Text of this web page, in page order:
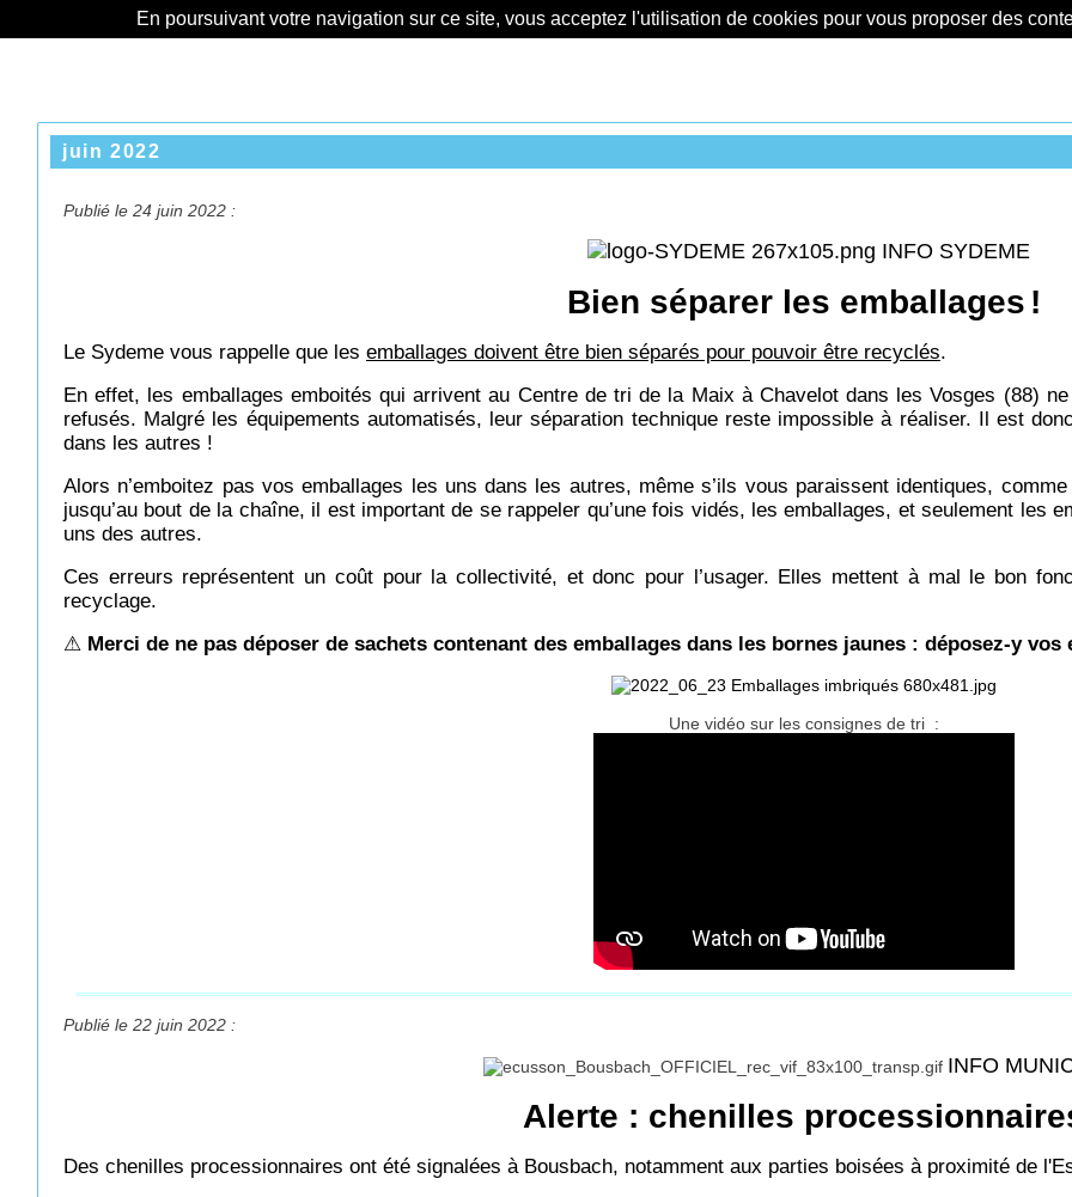
En poursuivant votre navigation sur ce site, vous acceptez l'utilisation de cookies pour vous proposer des
juin 2022
Publié le 24 juin 2022 :
INFO SYDEME
Bien séparer les emballages !
Le Sydeme vous rappelle que les emballages doivent être bien séparés pour pouvoir être recyclés.
En effet, les emballages emboités qui arrivent au Centre de tri de la Maix à Chavelot dans les Vosges (88)
refusés. Malgré les équipements automatisés, leur séparation technique reste impossible à réaliser. Il est
dans les autres !
Alors n’emboitez pas vos emballages les uns dans les autres, même s’ils vous paraissent identiques,
jusqu’au bout de la chaîne, il est important de se rappeler qu’une fois vidés, les emballages, et seulement les
uns des autres.
Ces erreurs représentent un coût pour la collectivité, et donc pour l’usager. Elles mettent à mal le bon
recyclage.
⚠ Merci de ne pas déposer de sachets contenant des emballages dans les bornes jaunes : déposez-y vos
Une vidéo sur les consignes de tri :
Publié le 22 juin 2022 :
INFO
Alerte : chenilles
Des chenilles processionnaires ont été signalées à Bousbach, notamment aux parties boisées à proximité de